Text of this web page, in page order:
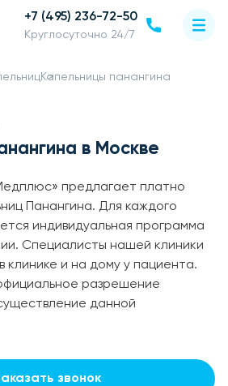
+7 (495) 236-72-50
Круглосуточно 24/7
Капельницы панангина
в Москве
предлагает платно
Панангина. Для каждого
индивидуальная программа
Специалисты нашей клиники
клинике и на дому у пациента.
разрешение
данной
звонок